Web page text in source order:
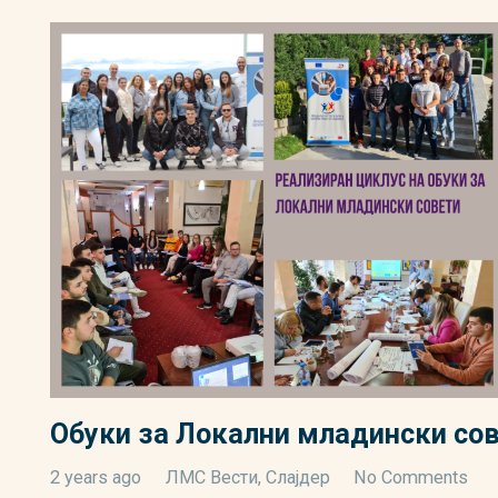
Обуки за Локални младински
2 years ago ЛМС Вести, Слајдер No Comments